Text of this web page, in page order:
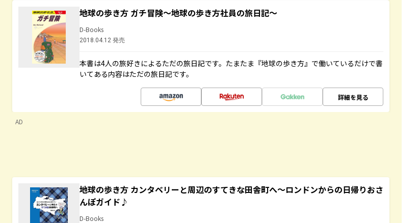
地球の歩き方 ガチ冒険～地球の歩き方社員の旅日記～
D-Books
2018.04.12 発売
本書は4人の旅好きによるただの旅日記です。たまたま『地球の歩き方』で働いているだけで書
いてある内容はただの旅日記です。
詳細を見る
AD
地球の歩き方 カンタベリーと周辺のすてきな田舎町へ～ロンドンからの日帰りおさ
んぽガイド♪
D-Books